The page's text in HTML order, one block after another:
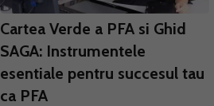
Cartea Verde a PFA si Ghid
SAGA: Instrumentele
esentiale pentru succesul tau
ca PFA